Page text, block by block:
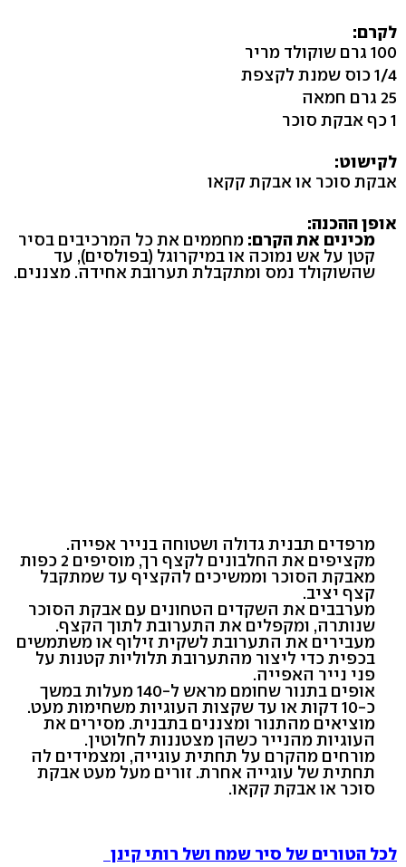
לקרם:
100 גרם שוקולד מריר
1/4 כוס שמנת לקצפת
25 גרם חמאה
1 כף אבקת סוכר
לקישוט:
אבקת סוכר או אבקת קקאו
אופן ההכנה:
מכינים את הקרם: מחממים את כל המרכיבים בסיר
קטן על אש נמוכה או במיקרוגל (בפולסים), עד
שהשוקולד נמס ומתקבלת תערובת אחידה. מצננים.
מרפדים תבנית גדולה ושטוחה בנייר אפייה.
מקציפים את החלבונים לקצף רך, מוסיפים 2 כפות
מאבקת הסוכר וממשיכים להקציף עד שמתקבל
קצף יציב.
מערבבים את השקדים הטחונים עם אבקת הסוכר
שנותרה, ומקפלים את התערובת לתוך הקצף.
מעבירים את התערובת לשקית זילוף או משתמשים
בכפית כדי ליצור מהתערובת תלוליות קטנות על
פני נייר האפייה.
אופים בתנור שחומם מראש ל-140 מעלות במשך
כ-10 דקות או עד שקצות העוגיות משחימות מעט.
מוציאים מהתנור ומצננים בתבנית. מסירים את
העוגיות מהנייר כשהן מצטננות לחלוטין.
מורחים מהקרם על תחתית עוגייה, ומצמידים לה
תחתית של עוגייה אחרת. זורים מעל מעט אבקת
סוכר או אבקת קקאו.
לכל הטורים של סיר שמח ושל רותי קינן